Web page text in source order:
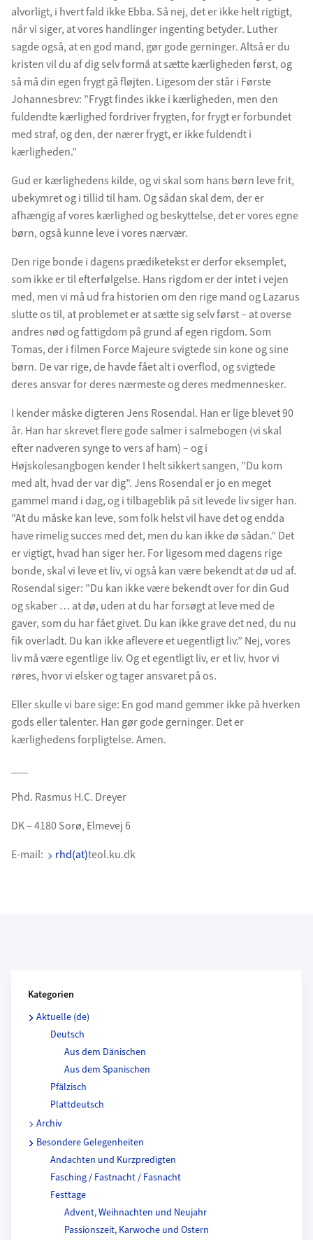
alvorligt, i hvert fald ikke Ebba. Så nej, det er ikke helt rigtigt,
når vi siger, at vores handlinger ingenting betyder. Luther
sagde også, at en god mand, gør gode gerninger. Altså er du
kristen vil du af dig selv formå at sætte kærligheden først, og
så må din egen frygt gå fløjten. Ligesom der står i Første
Johannesbrev: ”Frygt findes ikke i kærligheden, men den
fuldendte kærlighed fordriver frygten, for frygt er forbundet
med straf, og den, der nærer frygt, er ikke fuldendt i
kærligheden.”
Gud er kærlighedens kilde, og vi skal som hans børn leve frit,
ubekymret og i tillid til ham. Og sådan skal dem, der er
afhængig af vores kærlighed og beskyttelse, det er vores egne
børn, også kunne leve i vores nærvær.
Den rige bonde i dagens prædiketekst er derfor eksemplet,
som ikke er til efterfølgelse. Hans rigdom er der intet i vejen
med, men vi må ud fra historien om den rige mand og Lazarus
slutte os til, at problemet er at sætte sig selv først – at overse
andres nød og fattigdom på grund af egen rigdom. Som
Tomas, der i filmen Force Majeure svigtede sin kone og sine
børn. De var rige, de havde fået alt i overflod, og svigtede
deres ansvar for deres nærmeste og deres medmennesker.
I kender måske digteren Jens Rosendal. Han er lige blevet 90
år. Han har skrevet flere gode salmer i salmebogen (vi skal
efter nadveren synge to vers af ham) – og i
Højskolesangbogen kender I helt sikkert sangen, ”Du kom
med alt, hvad der var dig”. Jens Rosendal er jo en meget
gammel mand i dag, og i tilbageblik på sit levede liv siger han.
”At du måske kan leve, som folk helst vil have det og endda
have rimelig succes med det, men du kan ikke dø sådan.” Det
er vigtigt, hvad han siger her. For ligesom med dagens rige
bonde, skal vi leve et liv, vi også kan være bekendt at dø ud af.
Rosendal siger: ”Du kan ikke være bekendt over for din Gud
og skaber … at dø, uden at du har forsøgt at leve med de
gaver, som du har fået givet. Du kan ikke grave det ned, du nu
fik overladt. Du kan ikke aflevere et uegentligt liv.” Nej, vores
liv må være egentlige liv. Og et egentligt liv, er et liv, hvor vi
røres, hvor vi elsker og tager ansvaret på os.
Eller skulle vi bare sige: En god mand gemmer ikke på hverken
gods eller talenter. Han gør gode gerninger. Det er
kærlighedens forpligtelse. Amen.
Phd. Rasmus H.C. Dreyer
DK – 4180 Sorø, Elmevej 6
E-mail:
rhd(at)teol.ku.dk
Kategorien
Aktuelle (de)
Deutsch
Aus dem Dänischen
Aus dem Spanischen
Pfälzisch
Plattdeutsch
Archiv
Besondere Gelegenheiten
Andachten und Kurzpredigten
Fasching / Fastnacht / Fasnacht
Festtage
Advent, Weihnachten und Neujahr
Passionszeit, Karwoche und Ostern